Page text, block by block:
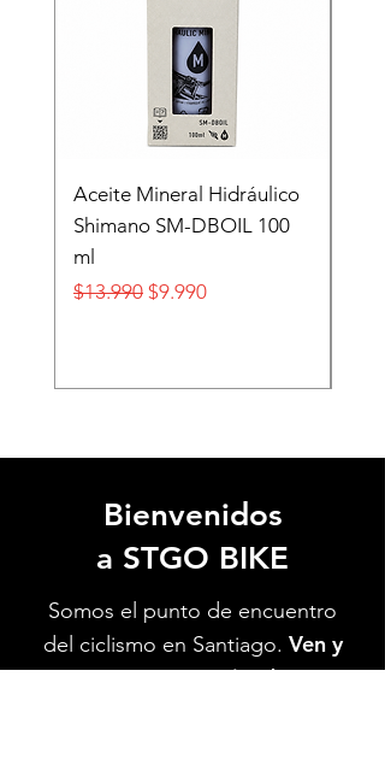
Aceite Mineral Hidráulico
Shimano SM-DBOIL 100
ml
Precio
$13.990 Precio de oferta
$9.990
Bienvenidos
a STGO BIKE
Somos el punto de encuentro
del ciclismo en Santiago. Ven y
conoce nuestra tienda.Te